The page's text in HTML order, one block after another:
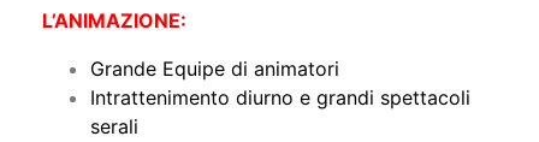
L’ANIMAZIONE:
Grande Equipe di animatori
Intrattenimento diurno e grandi spettacoli
serali